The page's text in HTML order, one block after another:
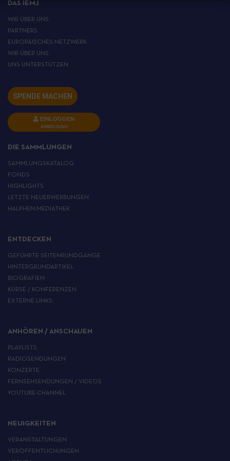
DAS IEMJ
WIR ÜBER UNS
PARTNERS
EUROPÄISCHES NETZWERK
WIR ÜBER UNS
UNS UNTERSTÜTZEN
SPENDE MACHEN
EINLOGGEN
ANMELDUNG
DIE SAMMLUNGEN
SAMMLUNGSKATALOG
FONDS
HIGHLIGHTS
LETZTE NEUERWERBUNGEN
HALPHEN-MEDIATHEK
ENTDECKEN
GEFÜHRTE SEITENRUNDGÄNGE
HINTERGRUNDARTIKEL
BIOGRAFIEN
KURSE / KONFERENZEN
EXTERNE LINKS
ANHÖREN / ANSCHAUEN
PLAYLISTS
RADIOSENDUNGEN
KONZERTE
FERNSEHSENDUNGEN / VIDEOS
YOUTUBE-CHANNEL
NEUIGKEITEN
VERANSTALTUNGEN
VERÖFFENTLICHUNGEN